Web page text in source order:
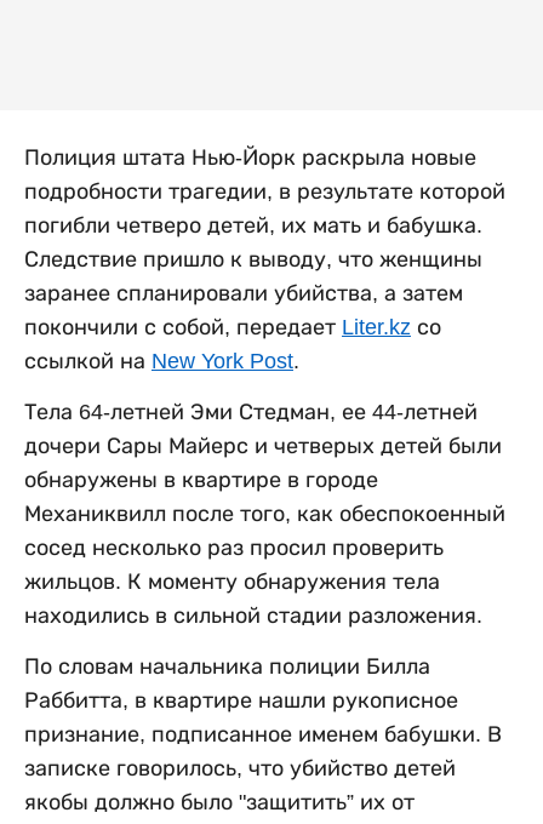
Полиция штата Нью-Йорк раскрыла новые
подробности трагедии, в результате которой
погибли четверо детей, их мать и бабушка.
Следствие пришло к выводу, что женщины
заранее спланировали убийства, а затем
покончили с собой, передает Liter.kz со
ссылкой на New York Post.
Тела 64-летней Эми Стедман, ее 44-летней
дочери Сары Майерс и четверых детей были
обнаружены в квартире в городе
Механиквилл после того, как обеспокоенный
сосед несколько раз просил проверить
жильцов. К моменту обнаружения тела
находились в сильной стадии разложения.
По словам начальника полиции Билла
Раббитта, в квартире нашли рукописное
признание, подписанное именем бабушки. В
записке говорилось, что убийство детей
якобы должно было "защитить” их от